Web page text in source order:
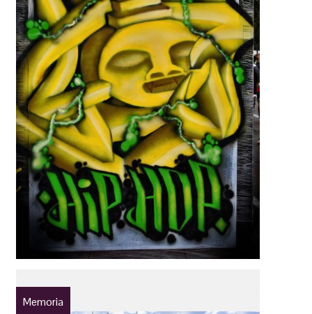
Memoria